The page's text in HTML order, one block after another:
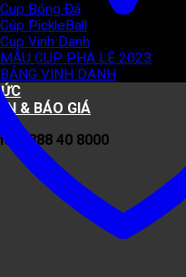
Cup Bóng Đá
Cúp PickleBall
Cup Vinh Danh
MẪU CUP PHA LÊ 2023
BẢNG VINH DANH
& BÁO GIÁ
0888 40 8000